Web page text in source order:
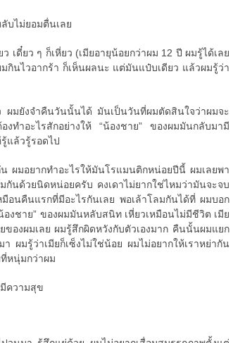
บไม่ยอมตื่นเลย
เดี๋ยว ๆ ก็เหี่ยว (เมียอายุน้อยกว่าผม 12 ปี ผมรู้ได้เลย
มกินไวอากร้า ก็เห็นผลนะ แต่มันแป๋บเดียว แล้วผมรู้ว่า
ผมยังจำคืนวันนั้นได้ มันเป็นวันที่ผมตัดสินใจว่าผมจะ
งทำอะไรสักอย่างให้ “น้องชาย” ของผมมันกลับมามี
แล้วรู้รอดไป
ผมอยากทำอะไรให้มันโรแมนติกหน่อยปีนี้ ผมเลยพา
นด้วยนิดหน่อยครับ คงเดาไม่ยากใช่ไหมว่ามันจะจบ
อนคืนแรกที่มีอะไรกันเลย พอเล้าโลมกันได้ที่ ผมบอก
งชาย” ของผมมันหลับสนิท เหี่ยวเหมือนไม่มีชีวิต เมีย
องผมเลย ผมรู้สึกผิดหวังกับตัวเองมาก คืนนั้นผมแยก
มรู้ว่าเมียก็เซ็งไม่ใช่น้อย ผมไม่อยากให้เราหย่ากัน
หนุ่มกว่าผม
ความสุข